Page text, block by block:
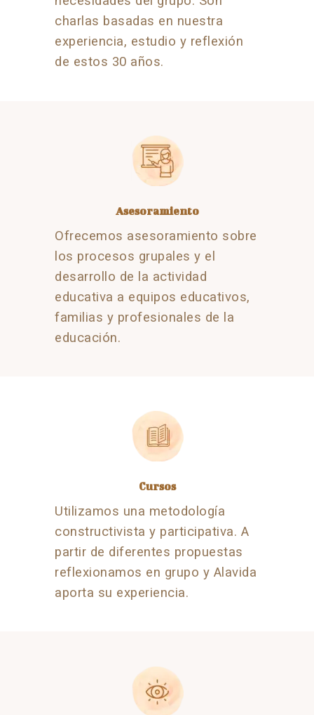
charlas basadas en nuestra
experiencia, estudio y reflexión
de estos 30 años.
Asesoramiento
Ofrecemos asesoramiento sobre
los procesos grupales y el
desarrollo de la actividad
educativa a equipos educativos,
familias y profesionales de la
educación.
Cursos
Utilizamos una metodología
constructivista y participativa. A
partir de diferentes propuestas
reflexionamos en grupo y Alavida
aporta su experiencia.